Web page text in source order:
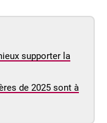
supporter la
de 2025 sont à